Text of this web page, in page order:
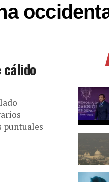
cálido
puntuales